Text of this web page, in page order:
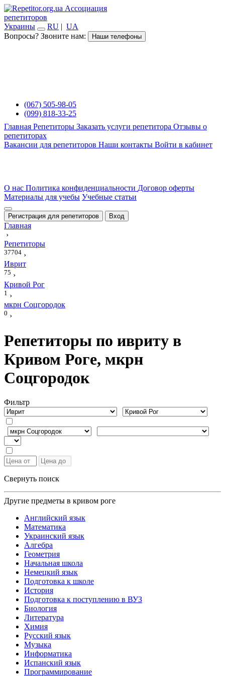
Ассоциация
репетиторов
Украины
RU | UA
Вопросы? Звоните нам:
Наши телефоны
(067) 505-98-05
(099) 818-33-25
Главная Репетиторы Заказать услуги репетитора Отзывы о
репетиторах
Вакансии для репетиторов Наши контакты Войти в кабинет
О нас Политика конфиденциальности Договор оферты
Материалы для учебы Учебные статьи
Регистрация для репетиторов Вход
Главная
›
Репетиторы
37704 ›
Иврит
75 ›
Кривой Рог
1 ›
мкрн Соцгородок
0 ›
Репетиторы по ивриту в
Кривом Роге, мкрн
Соцгородок
Фильтр
Свернуть поиск
Другие предметы в кривом роге
Английский язык
Математика
Украинский язык
Алгебра
Геометрия
Начальная школа
Немецкий язык
Подготовка к школе
История
Подготовка к поступлению в ВУЗ
Биология
Литература
Химия
Русский язык
Музыка
Информатика
Испанский язык
Программирование